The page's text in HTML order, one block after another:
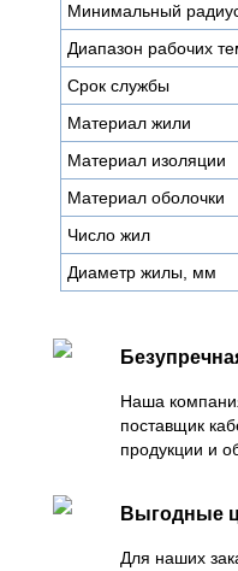
Минимальный
Диапазон рабочих
Срок службы
Материал жили
Материал изоляции
Материал оболочки
Число жил
Диаметр жилы, мм
Наша
поставщик
продукции и
Выгодные
Для наших